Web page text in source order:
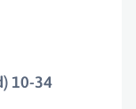
10-34